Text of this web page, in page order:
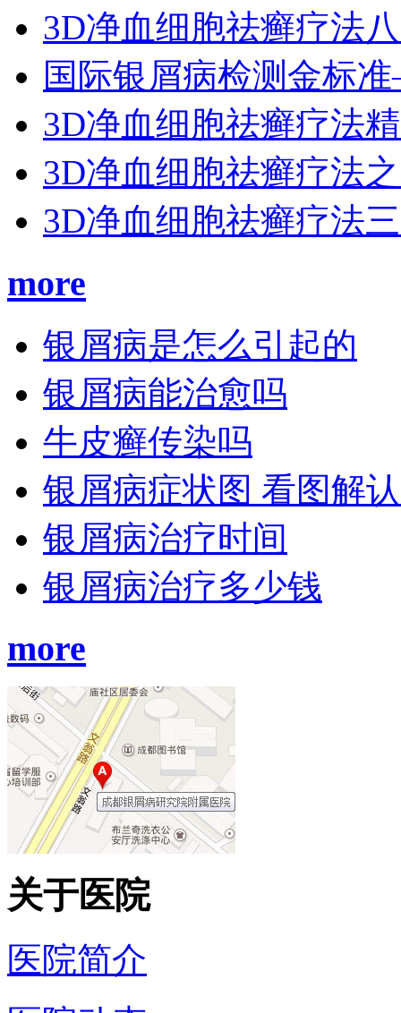
3D净血细胞祛癣疗法
国际银屑病检测金标
3D净血细胞祛癣疗法
3D净血细胞祛癣疗法
3D净血细胞祛癣疗法
more
银屑病是怎么引起的
银屑病能治愈吗
牛皮癣传染吗
银屑病症状图 看图解
银屑病治疗时间
银屑病治疗多少钱
more
关于医院
医院简介